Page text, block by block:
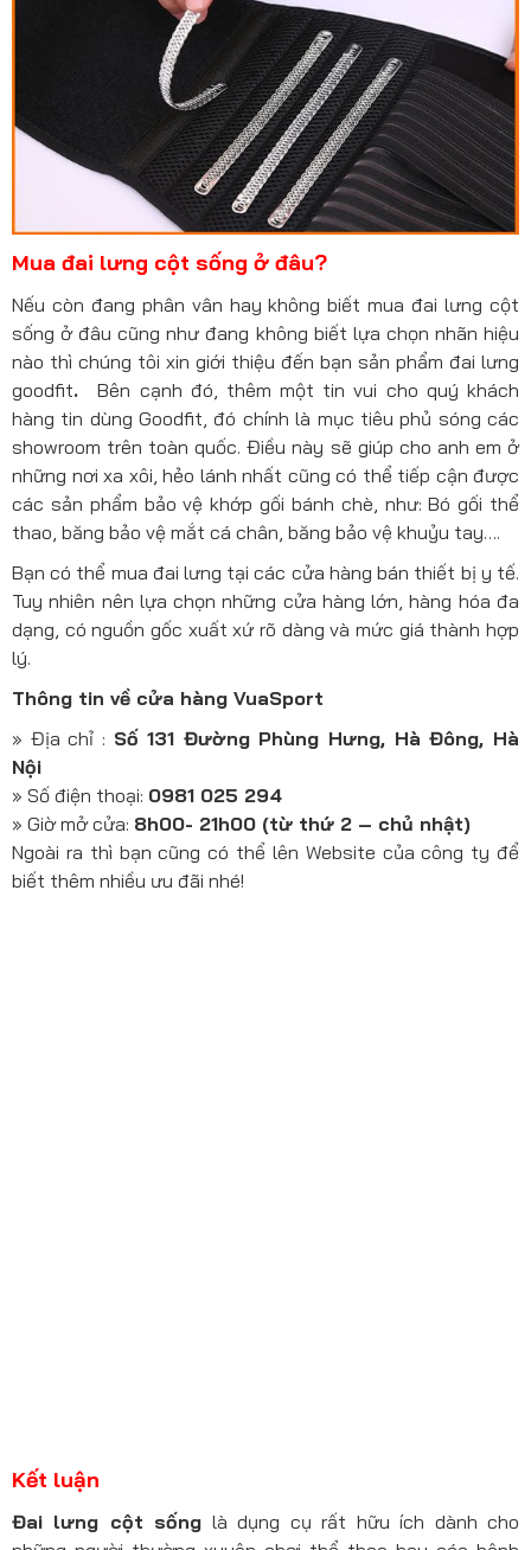
Mua đai lưng cột sống ở đâu?
Nếu còn đang phân vân hay không biết mua đai lưng cột
sống ở đâu cũng như đang không biết lựa chọn nhãn hiệu
nào thì chúng tôi xin giới thiệu đến bạn sản phẩm đai lưng
goodfit.Bên cạnh đó, thêm một tin vui cho quý khách
hàng tin dùng Goodfit, đó chính là mục tiêu phủ sóng các
showroom trên toàn quốc. Điều này sẽ giúp cho anh em ở
những nơi xa xôi, hẻo lánh nhất cũng có thể tiếp cận được
các sản phẩm bảo vệ khớp gối bánh chè, như: Bó gối thể
thao, băng bảo vệ mắt cá chân, băng bảo vệ khuỷu tay….
Bạn có thể mua đai lưng tại các cửa hàng bán thiết bị y tế.
Tuy nhiên nên lựa chọn những cửa hàng lớn, hàng hóa đa
dạng, có nguồn gốc xuất xứ rõ dàng và mức giá thành hợp
lý.
Thông tin về cửa hàng VuaSport
» Địa chỉ : Số 131 Đường Phùng Hưng, Hà Đông, Hà
Nội
» Số điện thoại: 0981 025 294
» Giờ mở cửa: 8h00- 21h00 (từ thứ 2 – chủ nhật)
Ngoài ra thì bạn cũng có thể lên Website của công ty để
biết thêm nhiều ưu đãi nhé!
Kết luận
Đai lưng cột sống là dụng cụ rất hữu ích dành cho